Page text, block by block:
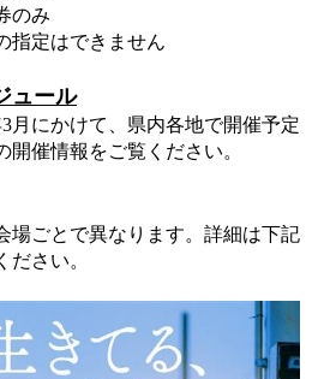
のみ
指定はできません
ュール
3月にかけて、県内各地で開催予定
開催情報をご覧ください。
場ごとで異なります。詳細は下記
ださい。